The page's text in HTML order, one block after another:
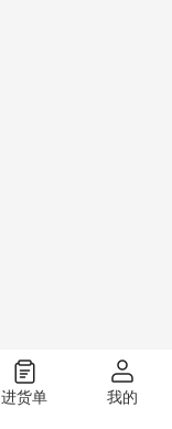
进货单 我的